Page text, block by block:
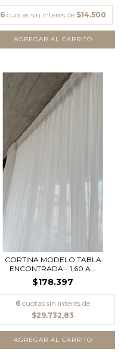
6 cuotas sin interés de $14.500
CORTINA MODELO TABLA
ENCONTRADA - 1,60 A...
$178.397
6 cuotas sin interés de
$29.732,83